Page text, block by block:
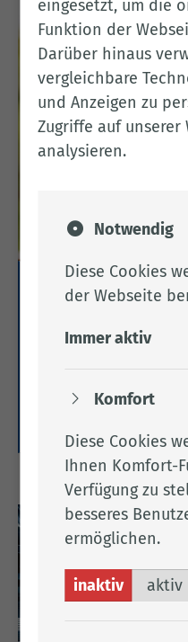
Fördermittel
Hier finden sie
vielfältigen
des Landes
eingesetzt, um die
Funktion der
Darüber hinaus
vergleichbare
und Anzeigen zu
Zugriffe auf unserer
analysieren.
Notwendig
Diese Cookies
der Webseite
Immer aktiv
Komfort
Diese Cookies
Ihnen Komfort-
Verfügung zu
besseres
ermöglichen.
inaktiv aktiv